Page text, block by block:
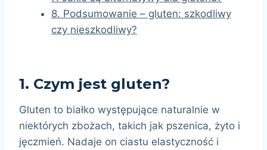
8. Podsumowanie – gluten: szkodliwy
czy nieszkodliwy?
1. Czym jest gluten?
Gluten to białko występujące naturalnie w
niektórych zbożach, takich jak pszenica, żyto i
jęczmień. Nadaje on ciastu elastyczność i